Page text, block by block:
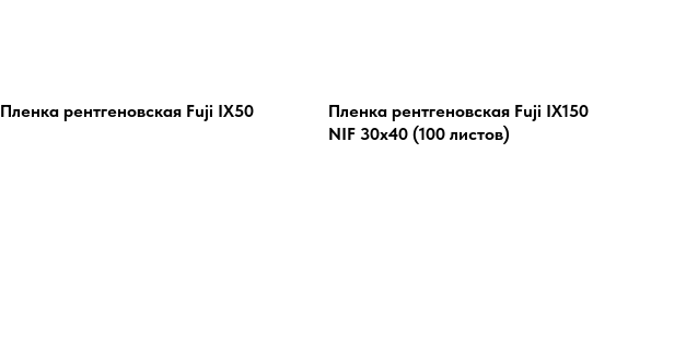
Пленка рентгеновская Fuji IX50
Пленка рентгеновская Fuji IX150
NIF 30x40 (100 листов)